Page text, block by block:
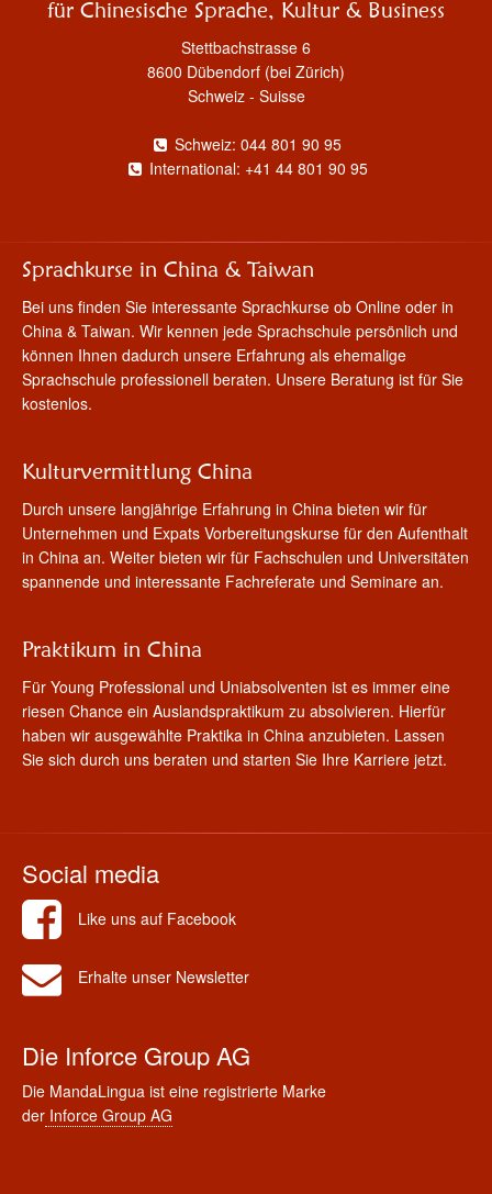
für Chinesische Sprache, Kultur & Business
Stettbachstrasse 6
8600 Dübendorf (bei Zürich)
Schweiz - Suisse
Schweiz: 044 801 90 95
International: +41 44 801 90 95
Sprachkurse in China & Taiwan
Bei uns finden Sie interessante Sprachkurse ob Online oder in
China & Taiwan. Wir kennen jede Sprachschule persönlich und
können Ihnen dadurch unsere Erfahrung als ehemalige
Sprachschule professionell beraten. Unsere Beratung ist für Sie
kostenlos.
Kulturvermittlung China
Durch unsere langjährige Erfahrung in China bieten wir für
Unternehmen und Expats Vorbereitungskurse für den Aufenthalt
in China an. Weiter bieten wir für Fachschulen und Universitäten
spannende und interessante Fachreferate und Seminare an.
Praktikum in China
Für Young Professional und Uniabsolventen ist es immer eine
riesen Chance ein Auslandspraktikum zu absolvieren. Hierfür
haben wir ausgewählte Praktika in China anzubieten. Lassen
Sie sich durch uns beraten und starten Sie Ihre Karriere jetzt.
Social media
Like uns auf Facebook
Erhalte unser Newsletter
Die Inforce Group AG
Die MandaLingua ist eine registrierte Marke
der Inforce Group AG